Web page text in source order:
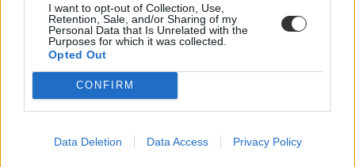
I want to opt-out of Collection, Use,
Retention, Sale, and/or Sharing of my
Personal Data that Is Unrelated with the
Purposes for which it was collected.
Opted Out
CONFIRM
Data Deletion Data Access Privacy Policy
Campus life